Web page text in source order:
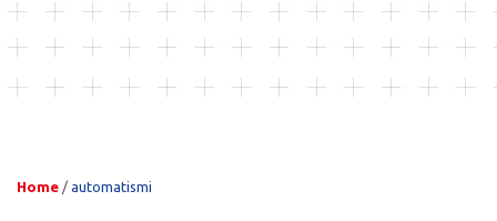
Home / automatismi